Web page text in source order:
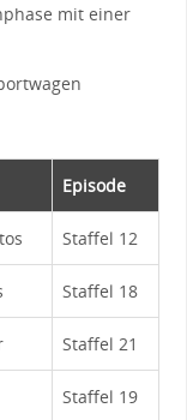
mit⁢ einer
Episode
Staffel 12
Staffel 18
Staffel ⁤21
Staffel 19